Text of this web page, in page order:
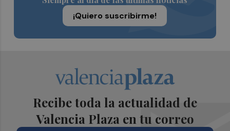
¡Quiero suscribirme!
Recibe toda la actualidad de
Valencia Plaza en tu correo